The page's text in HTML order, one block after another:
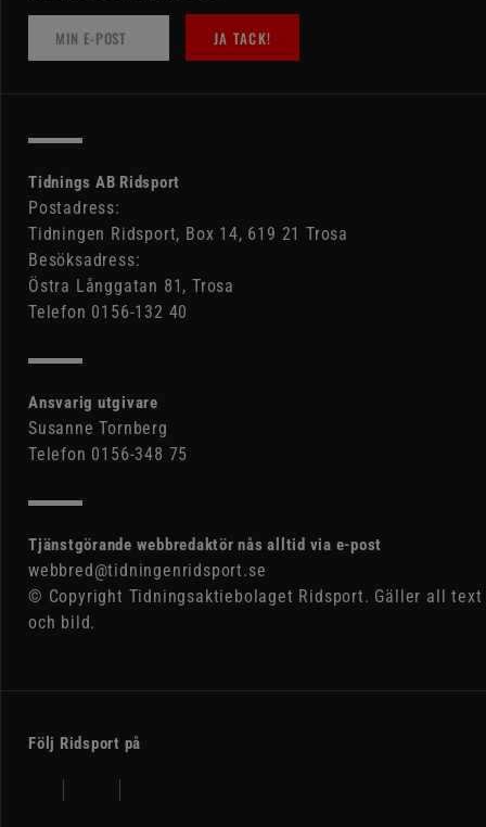
JA TACK!
Tidnings AB Ridsport
Postadress:
Tidningen Ridsport, Box 14, 619 21 Trosa
Besöksadress:
Östra Långgatan 81, Trosa
Telefon 0156-132 40
Ansvarig utgivare
Susanne Tornberg
Telefon 0156-348 75
Tjänstgörande webbredaktör nås alltid via e-post
webbred@tidningenridsport.se
© Copyright Tidningsaktiebolaget Ridsport. Gäller all text
och bild.
Följ Ridsport på